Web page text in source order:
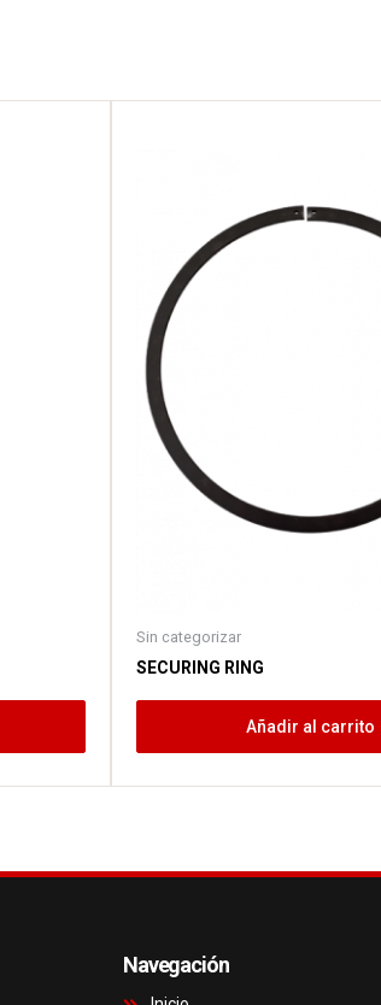
Sin categorizar
SECURING RING
Añadir al carrito
Navegación